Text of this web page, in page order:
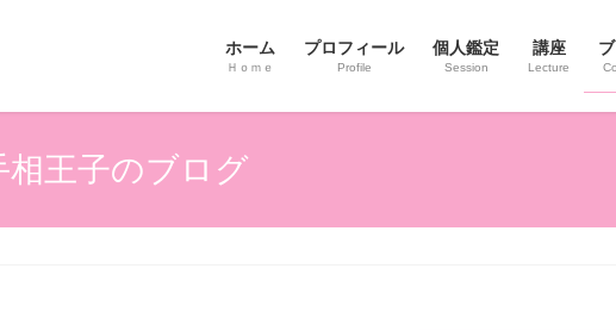
ホーム
Ｈｏｍｅ
プロフィール
Profile
個人鑑定
Session
講座
Lecture
相王子のブログ